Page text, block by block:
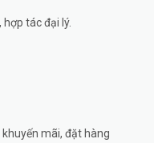
tác đại lý.
mãi, đặt hàng